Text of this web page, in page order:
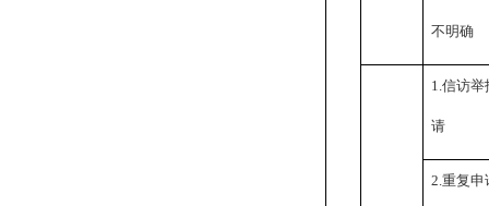
不明确
1.信访举
请
2.重复申